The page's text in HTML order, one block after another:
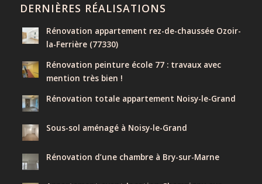
DERNIÈRES RÉALISATIONS
Rénovation appartement rez-de-chaussée Ozoir-
la-Ferrière (77330)
Rénovation peinture école 77 : travaux avec
mention très bien !
Rénovation totale appartement Noisy-le-Grand
Sous-sol aménagé à Noisy-le-Grand
Rénovation d’une chambre à Bry-sur-Marne